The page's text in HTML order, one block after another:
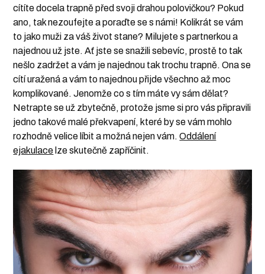
cítíte docela trapně před svoji drahou polovičkou? Pokud
ano, tak nezoufejte a poraďte se s námi! Kolikrát se vám
to jako muži za váš život stane? Milujete s partnerkou a
najednou už jste. Ať jste se snažili sebevíc, prostě to tak
nešlo zadržet a vám je najednou tak trochu trapně. Ona se
cítí uražená a vám to najednou přijde všechno až moc
komplikované. Jenomže co s tím máte vy sám dělat?
Netrapte se už zbytečně, protože jsme si pro vás připravili
jedno takové malé překvapení, které by se vám mohlo
rozhodně velice líbit a možná nejen vám.Oddálení
ejakulace lze skutečně zapříčinit.